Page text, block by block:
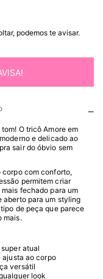
podemos te avisar.
O tricô Amore em
e delicado ao
sair do óbvio sem
corpo com conforto,
permitem criar
fechado para um
aberto para um styling
de peça que parece
mais.
atual
ao corpo
versátil
look